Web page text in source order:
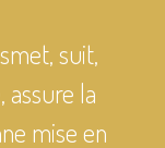
suit,
assure la
mise en